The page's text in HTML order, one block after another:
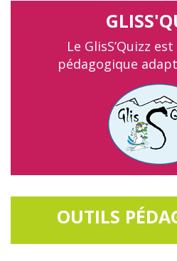
Le GlisS’Quizz
pédagogique
OUTILS